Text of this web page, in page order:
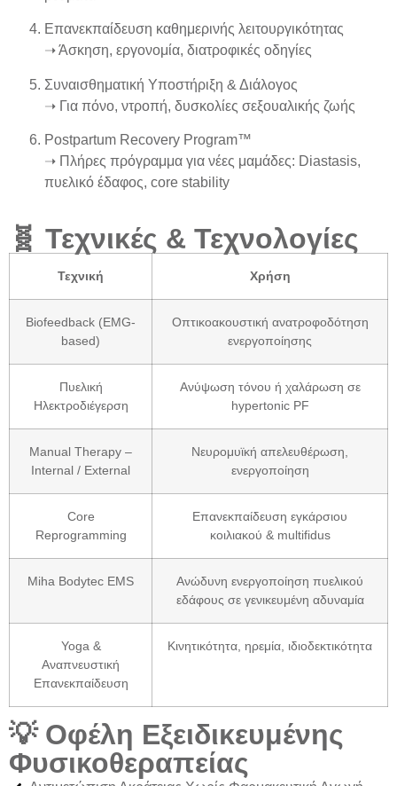
Επανεκπαίδευση καθημερινής λειτουργικότητας
➝ Άσκηση, εργονομία, διατροφικές οδηγίες
Συναισθηματική Υποστήριξη & Διάλογος
➝ Για πόνο, ντροπή, δυσκολίες σεξουαλικής ζωής
Postpartum Recovery Program™
➝ Πλήρες πρόγραμμα για νέες μαμάδες: Diastasis,
πυελικό έδαφος, core stability
🧬 Τεχνικές & Τεχνολογίες
Τεχνική Χρήση
Biofeedback (EMG-
based)
Οπτικοακουστική ανατροφοδότηση
ενεργοποίησης
Πυελική
Ηλεκτροδιέγερση
Ανύψωση τόνου ή χαλάρωση σε
hypertonic PF
Manual Therapy –
Internal / External
Νευρομυϊκή απελευθέρωση,
ενεργοποίηση
Core
Reprogramming
Επανεκπαίδευση εγκάρσιου
κοιλιακού & multifidus
Miha Bodytec EMS
Ανώδυνη ενεργοποίηση πυελικού
εδάφους σε γενικευμένη αδυναμία
Yoga &
Αναπνευστική
Επανεκπαίδευση
Κινητικότητα, ηρεμία, ιδιοδεκτικότητα
💡 Οφέλη Εξειδικευμένης
Φυσικοθεραπείας